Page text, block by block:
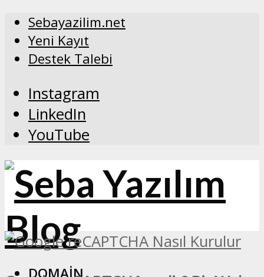
Sebayazilim.net
Yeni Kayıt
Destek Talebi
Instagram
LinkedIn
YouTube
DOMAIN